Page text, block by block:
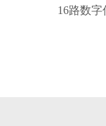
16路数字